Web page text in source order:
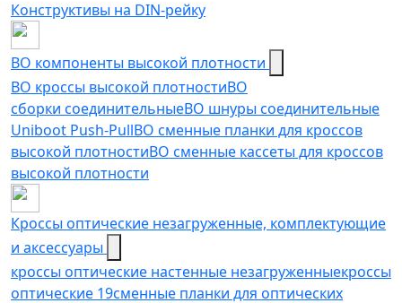
Конструктивы на DIN-рейку
ВО компоненты высокой плотности
ВО кроссы высокой плотностиВО
сборки соединительныеВО шнуры соединительные
Uniboot Push-PullВО сменные планки для кроссов
высокой плотностиВО сменные кассеты для кроссов
высокой плотности
Кроссы оптические незагруженные, комплектующие
и аксессуары
кроссы оптические настенные незагруженныекроссы
оптические 19сменные планки для оптических